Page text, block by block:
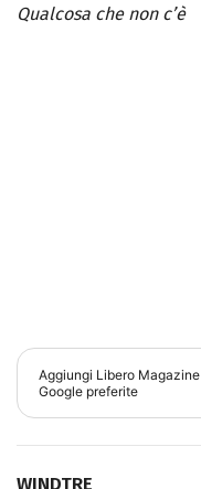
Qualcosa che non c’è
Aggiungi Libero Magazine
Google preferite
WINDTRE